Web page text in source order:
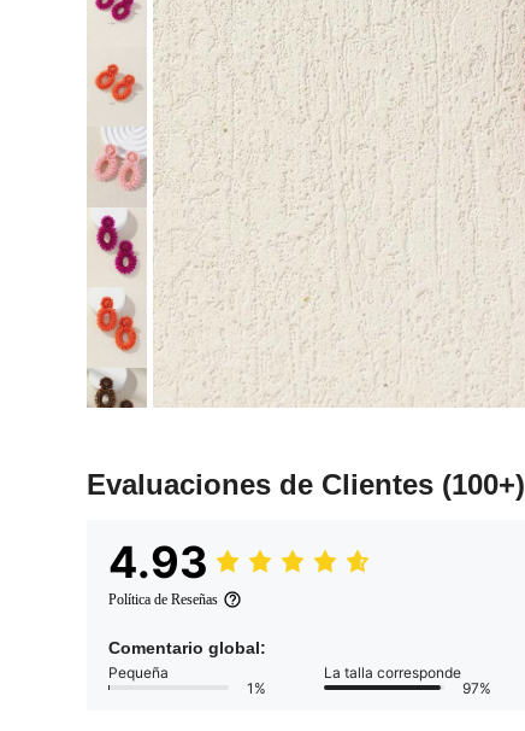
Evaluaciones de Clientes (100+)
4.93
Política de Reseñas
Comentario global:
Pequeña
1%
La talla corresponde
97%